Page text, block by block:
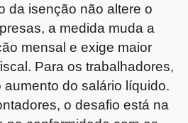
da isenção não altere o
a medida muda a
mensal e exige maior
Para os trabalhadores,
aumento do salário líquido.
o desafio está na